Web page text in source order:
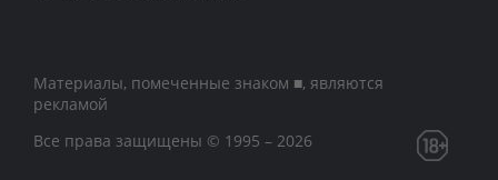
Материалы, помеченные знаком ■, являются
рекламой
Все права защищены © 1995 – 2026